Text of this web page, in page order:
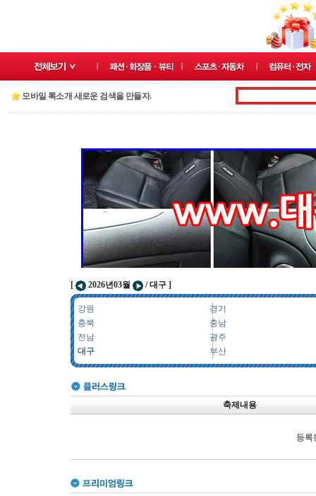
모바일 톡소개 새로운 검색을 만들자.
[ 2026년03월 / 대구 ]
강원
경기
충북
충남
전남
광주
대구
부산
축제내용
등록